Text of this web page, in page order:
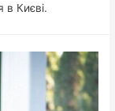
в Києві.